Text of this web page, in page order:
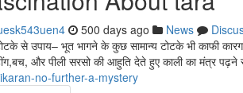
500 days ago News
से उपाय– भूत भागने के कुछ सामान्य टोटके भी काफी
और पीली सरसो की आहुति देते हुए काली का मंत्र
no-further-a-mystery